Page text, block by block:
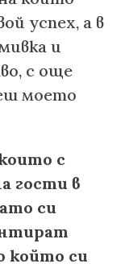
успех, а в
и
с още
моето
с
гости в
си
който си